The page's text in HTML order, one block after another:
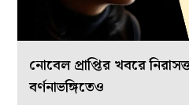
নোবেল প্রাপ্তির খবরে
বর্ণনাভঙ্গিতেও